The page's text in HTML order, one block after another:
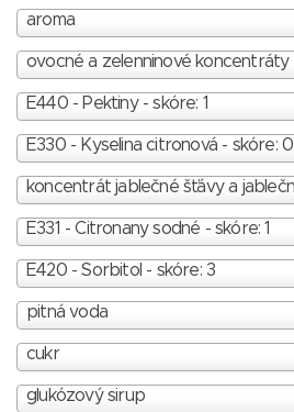
aroma
ovocné a zelenninové koncentráty
E440 - Pektiny - skóre: 1
E330 - Kyselina citronová - skóre: 0
E331 - Citronany sodné - skóre: 1
E420 - Sorbitol - skóre: 3
pitná voda
cukr
glukózový sirup